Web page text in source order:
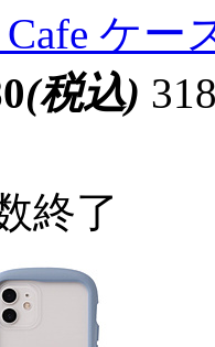
Cafe ケー
(税込)
終了